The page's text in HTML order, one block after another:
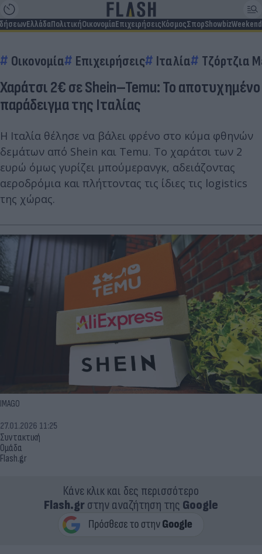
ΕλλάδαΠολιτικήΟικονομίαΕπιχειρήσειςΚόσμοςΣπορShowbizWeekend
Οικονομία Επιχειρήσεις Ιταλία Τζόρτζια
Χαράτσι 2€ σε Shein–Temu: Το αποτυχημένο
παράδειγμα της Ιταλίας
Η Ιταλία θέλησε να βάλει φρένο στο κύμα φθηνών
δεμάτων από Shein και Temu. Το χαράτσι των 2
ευρώ όμως γυρίζει μπούμερανγκ, αδειάζοντας
αεροδρόμια και πλήττοντας τις ίδιες τις logistics
της χώρας.
IMAGO
Συντακτική
Ομάδα
Flash.gr
27.01.2026 11:25
Κάνε κλικ και δες περισσότερο
Flash.grστην αναζήτηση της Google